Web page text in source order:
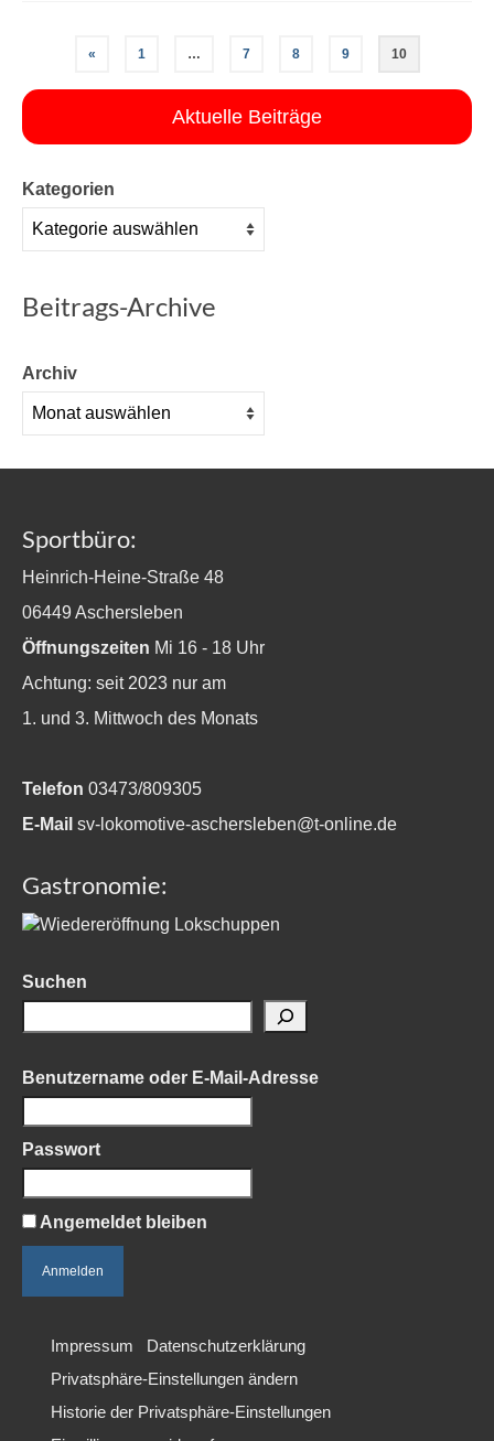
« 1 … 7 8 9 10
Aktuelle Beiträge
Kategorien
Beitrags-Archive
Archiv
Sportbüro:
Heinrich-Heine-Straße 48
06449 Aschersleben
Öffnungszeiten Mi 16 - 18 Uhr
Achtung: seit 2023 nur am
1. und 3. Mittwoch des Monats
Telefon 03473/809305
E-Mail sv-lokomotive-aschersleben@t-online.de
Gastronomie:
Suchen
Benutzername oder E-Mail-Adresse
Passwort
Angemeldet bleiben
Impressum
Datenschutzerklärung
Privatsphäre-Einstellungen ändern
Historie der Privatsphäre-Einstellungen